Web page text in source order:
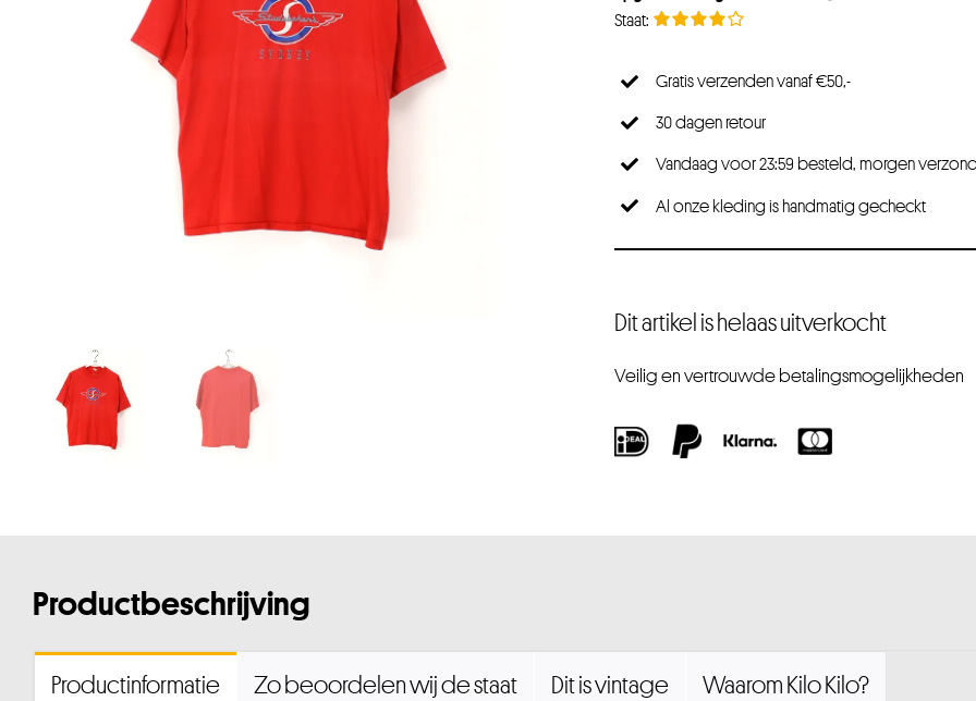
Gratis verzenden vanaf €50,-
30 dagen retour
Vandaag voor 23:59 besteld, morgen
Al onze kleding is handmatig gecheckt
Dit artikel is helaas uitverkocht
Veilig en vertrouwde betalingsmogelijkheden
Productbeschrijving
Productinformatie Zo beoordelen wij de staat Dit is vintage Waarom Kilo Kilo?